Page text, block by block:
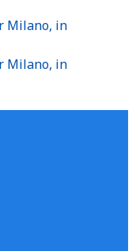
Milano, in
Milano, in